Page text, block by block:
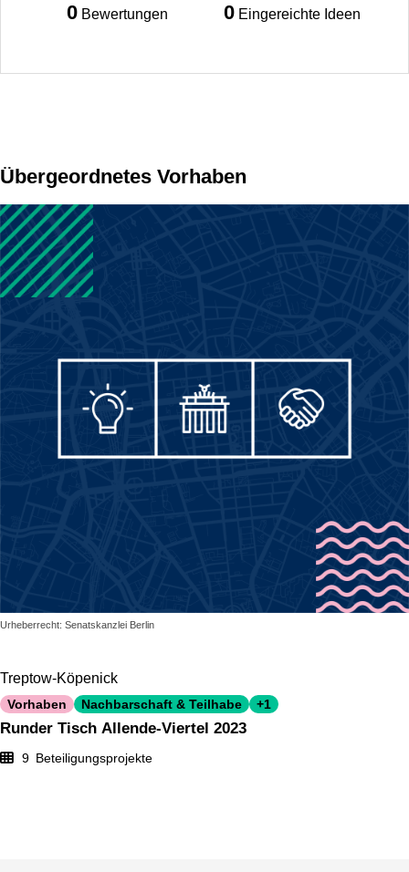
0 Bewertungen 0 Eingereichte Ideen
Übergeordnetes Vorhaben
Urheberrecht: Senatskanzlei Berlin
Treptow-Köpenick
Vorhaben Nachbarschaft & Teilhabe +1
Runder Tisch Allende-Viertel 2023
9 Beteiligungsprojekte